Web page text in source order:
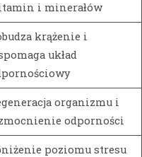
i minerałów
krążenie i
układ
organizmu i
odporności
poziomu stresu